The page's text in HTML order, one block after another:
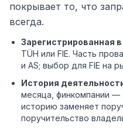
покрывает то, что
всегда.
Зарегистрированная
TÜH или FIE. Часть
и AS; выбор для FIE на
История
месяца, финкомпании —
историю заменяет
поручительство